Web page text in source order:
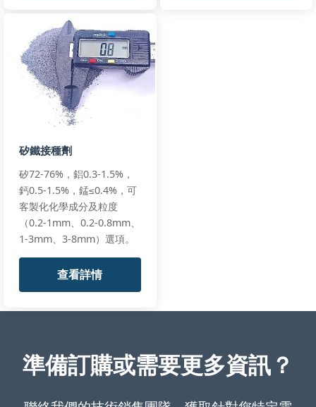
Specialty
Custom
Cored
Wires
CUSTOM-CW
Core:
Sheath:
矽鐵接種劑
矽72-76%，鋁0.3-1.5%，
鈣0.5-1.5%，錳≤0.4%，可
客製化化學成分及粒度
（0.2-1mm、0.2-0.8mm、
1-3mm、3-8mm）選項。
查看詳情
準備訂購或需要更多資訊？